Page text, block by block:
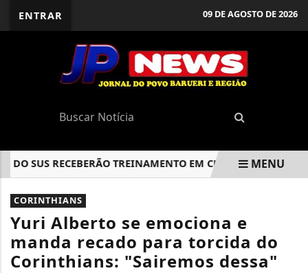
ENTRAR 09 DE AGOSTO DE 2026
SUS RECEBERÃO TREINAMENTO EM CUIDADOS PALIATIVOS
EM ALTA
MENU
CORINTHIANS
Yuri Alberto se emociona e
manda recado para torcida do
Corinthians: "Sairemos dessa"